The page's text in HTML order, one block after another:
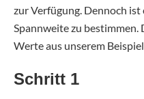
zur Verfügung. Dennoch ist
Spannweite zu
Werte aus unserem
Schritt 1